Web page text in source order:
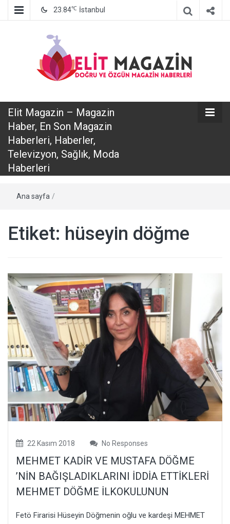
23.84℃ İstanbul
Elit Magazin
Haber, En Son
Magazin
Haberler,
Sağlık, Moda
Haberleri
Elit Magazin – Magazin
Haber, En Son Magazin
Haberleri, Haberler,
Televizyon, Sağlık, Moda
Haberleri
Ana sayfa /
Etiket: hüseyin döğme
22 Kasım 2018 No Responses
MEHMET KADİR VE MUSTAFA DÖĞME
’NİN BAĞIŞLADIKLARINI İDDİA ETTİKLERİ
MEHMET DÖĞME İLKOKULUNUN
Fetö Firarisi Hüseyin Döğmenin oğlu ve kardeşi MEHMET